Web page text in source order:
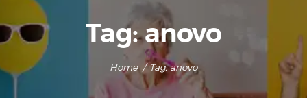
Tag: anovo
Home Tag: anovo